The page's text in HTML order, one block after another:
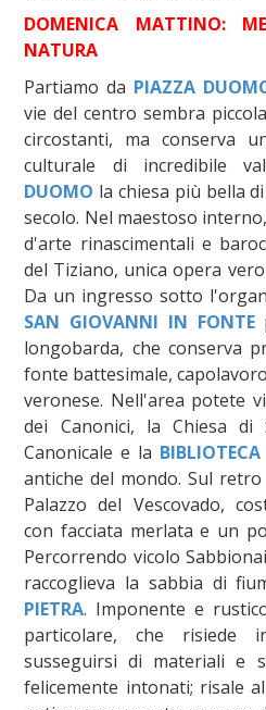
DOMENICA MATTINO:
NATURA
Partiamo da PIAZZA
vie del centro sembra
circostanti, ma conserva
culturale di incredibile
DUOMO la chiesa più bella
secolo. Nel maestoso
d'arte rinascimentali e
del Tiziano, unica opera
Da un ingresso sotto
SAN GIOVANNI IN FONTE
longobarda, che conserva
fonte battesimale,
veronese. Nell'area potete
dei Canonici, la Chiesa di
Canonicale e la
antiche del mondo. Sul
Palazzo del Vescovado,
con facciata merlata e un
Percorrendo vicolo
raccoglieva la sabbia di
PIETRA. Imponente e
particolare, che risiede
susseguirsi di materiali e
felicemente intonati; risale